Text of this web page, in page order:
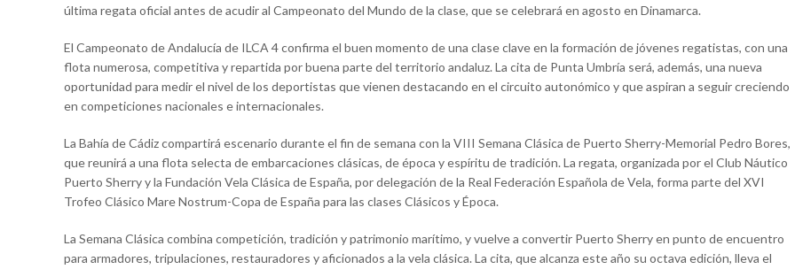
última regata oficial antes de acudir al Campeonato del Mundo de la clase, que se celebrará en agosto en Dinamarca.
El Campeonato de Andalucía de ILCA 4 confirma el buen momento de una clase clave en la formación de jóvenes regatistas, con una
flota numerosa, competitiva y repartida por buena parte del territorio andaluz. La cita de Punta Umbría será, además, una nueva
oportunidad para medir el nivel de los deportistas que vienen destacando en el circuito autonómico y que aspiran a seguir creciendo
en competiciones nacionales e internacionales.
La Bahía de Cádiz compartirá escenario durante el fin de semana con la VIII Semana Clásica de Puerto Sherry-Memorial Pedro Bores,
que reunirá a una flota selecta de embarcaciones clásicas, de época y espíritu de tradición. La regata, organizada por el Club Náutico
Puerto Sherry y la Fundación Vela Clásica de España, por delegación de la Real Federación Española de Vela, forma parte del XVI
Trofeo Clásico Mare Nostrum-Copa de España para las clases Clásicos y Época.
La Semana Clásica combina competición, tradición y patrimonio marítimo, y vuelve a convertir Puerto Sherry en punto de encuentro
para armadores, tripulaciones, restauradores y aficionados a la vela clásica. La cita, que alcanza este año su octava edición, lleva el